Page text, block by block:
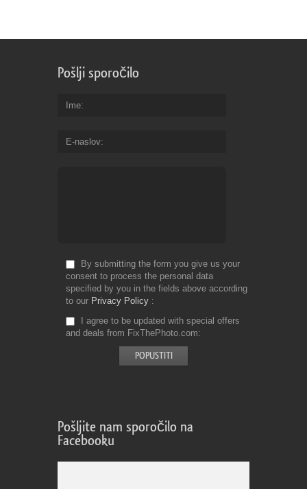
Pošlji sporočilo
Ime
E-naslov
By submitting the form you give us your
consent to process the personal data
specified by you in the fields above according
to our Privacy Policy
I agree to be updated with special offers
and deals from FixThePhoto.com
Pošljite nam sporočilo na
Facebooku